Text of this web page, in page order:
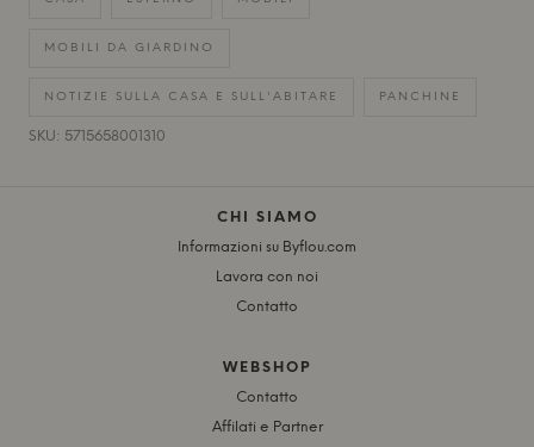
MOBILI DA GIARDINO
NOTIZIE SULLA CASA E SULL'ABITARE PANCHINE
SKU: 5715658001310
CHI SIAMO
Informazioni su Byflou.com
Lavora con noi
Contatto
WEBSHOP
Contatto
Affilati e Partner